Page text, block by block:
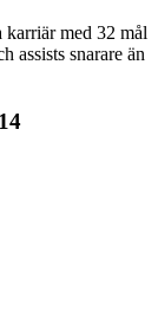
med 32 mål
assists snarare än